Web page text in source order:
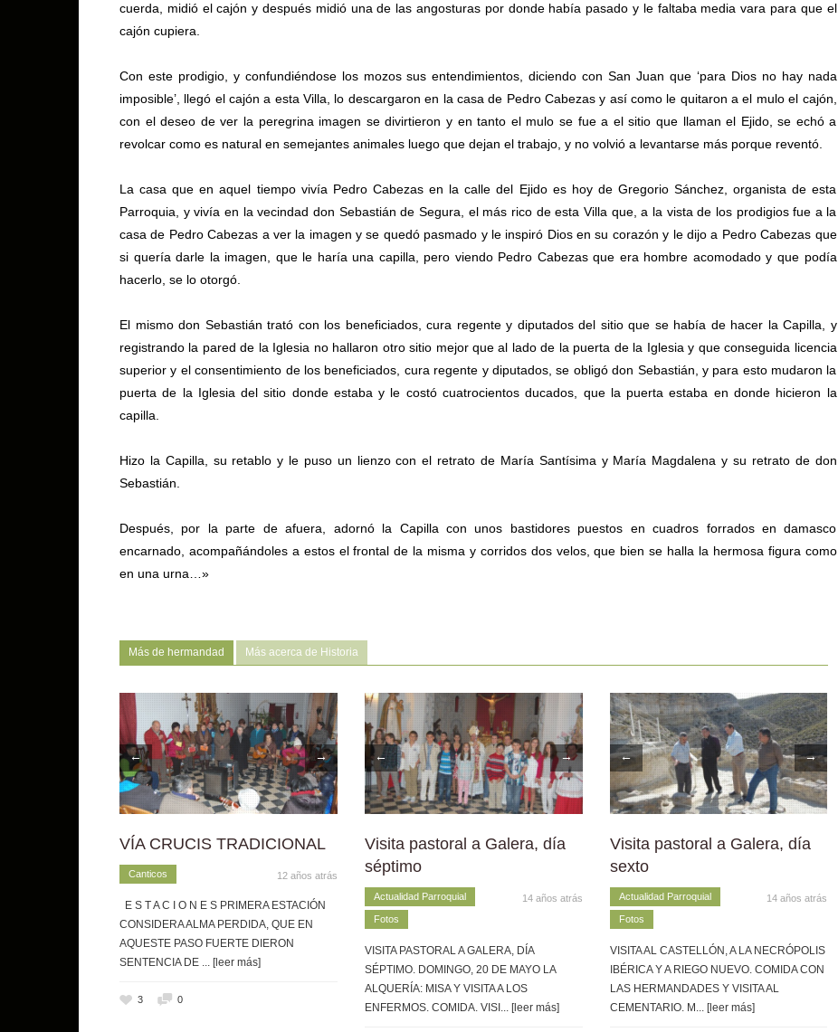
cuerda, midió el cajón y después midió una de las angosturas por donde había pasado y le faltaba media vara para que el
cajón cupiera.
Con este prodigio, y confundiéndose los mozos sus entendimientos, diciendo con San Juan que ‘para Dios no hay nada
imposible’, llegó el cajón a esta Villa, lo descargaron en la casa de Pedro Cabezas y así como le quitaron a el mulo el cajón,
con el deseo de ver la peregrina imagen se divirtieron y en tanto el mulo se fue a el sitio que llaman el Ejido, se echó a
revolcar como es natural en semejantes animales luego que dejan el trabajo, y no volvió a levantarse más porque reventó.
La casa que en aquel tiempo vivía Pedro Cabezas en la calle del Ejido es hoy de Gregorio Sánchez, organista de esta
Parroquia, y vivía en la vecindad don Sebastián de Segura, el más rico de esta Villa que, a la vista de los prodigios fue a la
casa de Pedro Cabezas a ver la imagen y se quedó pasmado y le inspiró Dios en su corazón y le dijo a Pedro Cabezas que
si quería darle la imagen, que le haría una capilla, pero viendo Pedro Cabezas que era hombre acomodado y que podía
hacerlo, se lo otorgó.
El mismo don Sebastián trató con los beneficiados, cura regente y diputados del sitio que se había de hacer la Capilla, y
registrando la pared de la Iglesia no hallaron otro sitio mejor que al lado de la puerta de la Iglesia y que conseguida licencia
superior y el consentimiento de los beneficiados, cura regente y diputados, se obligó don Sebastián, y para esto mudaron la
puerta de la Iglesia del sitio donde estaba y le costó cuatrocientos ducados, que la puerta estaba en donde hicieron la
capilla.
Hizo la Capilla, su retablo y le puso un lienzo con el retrato de María Santísima y María Magdalena y su retrato de don
Sebastián.
Después, por la parte de afuera, adornó la Capilla con unos bastidores puestos en cuadros forrados en damasco
encarnado, acompañándoles a estos el frontal de la misma y corridos dos velos, que bien se halla la hermosa figura como
en una urna…»
Más de hermandad Más acerca de Historia
← →
VÍA CRUCIS TRADICIONAL
Canticos 12 años atrás
E S T A C I O N E S PRIMERA ESTACIÓN
CONSIDERA ALMA PERDIDA, QUE EN
AQUESTE PASO FUERTE DIERON
SENTENCIA DE
... [leer más]
3 0
← →
Visita pastoral a Galera, día
séptimo
Actualidad Parroquial
Fotos
14 años atrás
VISITA PASTORAL A GALERA, DÍA
SÉPTIMO. DOMINGO, 20 DE MAYO LA
ALQUERÍA: MISA Y VISITA A LOS
ENFERMOS. COMIDA. VISI... [leer más]
← →
Visita pastoral a Galera, día
sexto
Actualidad Parroquial
Fotos
14 años atrás
VISITA AL CASTELLÓN, A LA NECRÓPOLIS
IBÉRICA Y A RIEGO NUEVO. COMIDA CON
LAS HERMANDADES Y VISITA AL
CEMENTARIO. M ... [leer más]